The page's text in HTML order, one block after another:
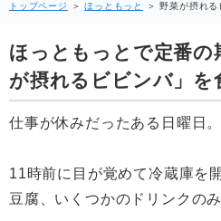
トップページ ＞ほっともっと ＞野菜が摂れる
ほっともっとで定番の
が摂れるビビンバ」を
仕事が休みだったある日曜日。
11時前に目が覚めて冷蔵庫を
豆腐、いくつかのドリンクのみ